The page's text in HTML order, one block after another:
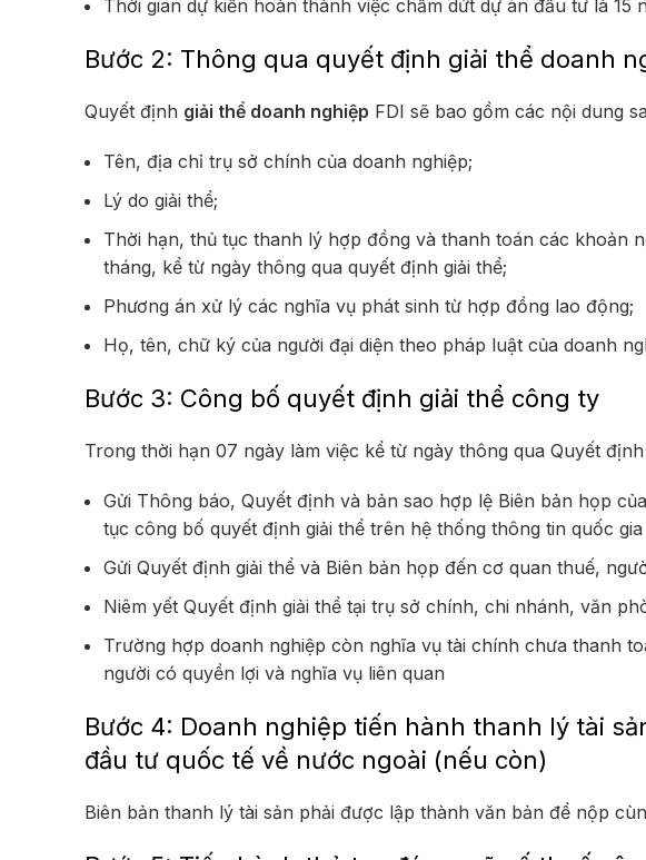
Thời gian dự kiến hoàn thành việc chấm dứt dự án đầu tư là
Bước 2: Thông qua quyết định giải thể doanh
Quyết định giải thể doanh nghiệp FDI sẽ bao gồm các nội dung
Tên, địa chỉ trụ sở chính của doanh nghiệp;
Lý do giải thể;
Thời hạn, thủ tục thanh lý hợp đồng và thanh toán các khoản
tháng, kể từ ngày thông qua quyết định giải thể;
Phương án xử lý các nghĩa vụ phát sinh từ hợp đồng lao động;
Họ, tên, chữ ký của người đại diện theo pháp luật của doanh
Bước 3: Công bố quyết định giải thể công ty
Trong thời hạn 07 ngày làm việc kể từ ngày thông qua Quyết
Gửi Thông báo, Quyết định và bản sao hợp lệ Biên bản họp
tục công bố quyết định giải thể trên hệ thống thông tin quốc
Gửi Quyết định giải thể và Biên bản họp đến cơ quan thuế,
Niêm yết Quyết định giải thể tại trụ sở chính, chi nhánh, văn
Trường hợp doanh nghiệp còn nghĩa vụ tài chính chưa thanh
người có quyền lợi và nghĩa vụ liên quan
Bước 4: Doanh nghiệp tiến hành thanh lý tài
đầu tư quốc tế về nước ngoài (nếu còn)
Biên bản thanh lý tài sản phải được lập thành văn bản để nộp